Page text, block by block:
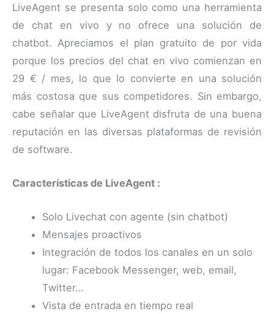
LiveAgent se presenta solo como una herramienta
de chat en vivo y no ofrece una solución de
chatbot. Apreciamos el plan gratuito de por vida
porque los precios del chat en vivo comienzan en
29 € / mes, lo que lo convierte en una solución
más costosa que sus competidores. Sin embargo,
cabe señalar que LiveAgent disfruta de una buena
reputación en las diversas plataformas de revisión
de software.
Características de LiveAgent :
Solo Livechat con agente (sin chatbot)
Mensajes proactivos
Integración de todos los canales en un solo
lugar: Facebook Messenger, web, email,
Twitter…
Vista de entrada en tiempo real